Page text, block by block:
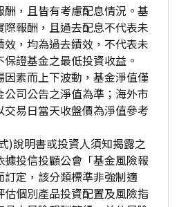
，且皆有考慮配息情況。基
報酬，且過去配息不代表未
，均為過去績效，不代表未
證基金之最低投資收益。
素而上下波動，基金淨值僅
司公告之淨值為準；海外市
易日當天收盤價為淨值參考
)說明書或投資人須知揭露之
投信投顧公會「基金風險報
定，該分類標準非強制適
估個別產品投資配置及風險指